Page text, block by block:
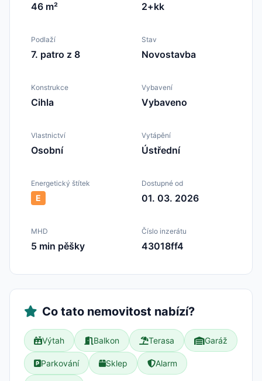
46 m² 2+kk
Podlaží
7. patro z 8
Stav
Novostavba
Konstrukce
Cihla
Vybavení
Vybaveno
Vlastnictví
Osobní
Vytápění
Ústřední
Energetický štítek
E
Dostupné od
01. 03. 2026
MHD
5 min pěšky
Číslo inzerátu
43018ff4
Co tato nemovitost nabízí?
Výtah Balkon Terasa Garáž
Parkování Sklep Alarm